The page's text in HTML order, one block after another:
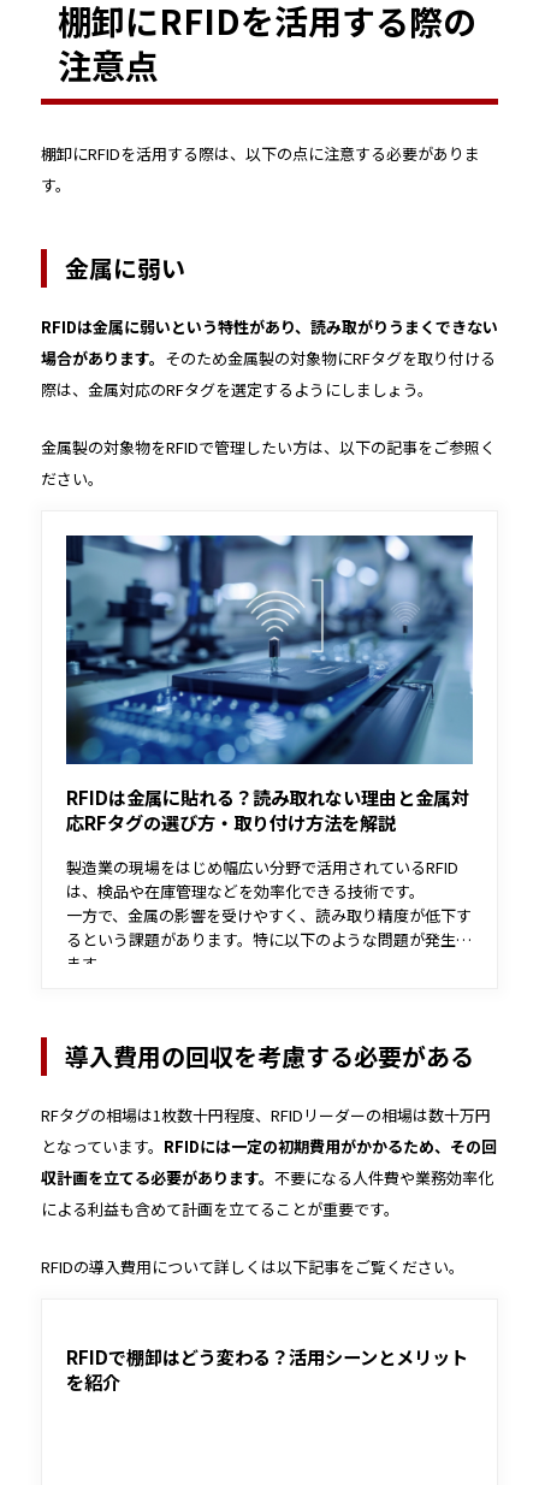
棚卸にRFIDを活用する際の
注意点
棚卸にRFIDを活用する際は、以下の点に注意する必要がありま
す。
金属に弱い
RFIDは金属に弱いという特性があり、読み取がりうまくできない
場合があります。 そのため金属製の対象物にRFタグを取り付ける
際は、金属対応のRFタグを選定するようにしましょう。
金属製の対象物をRFIDで管理したい方は、以下の記事をご参照く
ださい。
RFIDは金属に貼れる？読み取れない理由と金属対
応RFタグの選び方・取り付け方法を解説
製造業の現場をはじめ幅広い分野で活用されているRFID
は、検品や在庫管理などを効率化できる技術です。
一方で、金属の影響を受けやすく、読み取り精度が低下す
るという課題があります。特に以下のような問題が発生し
ます。
・ 通常のRFタグでは安定した運用が難しい
応のRFタグを選ぶことが重要です。本記事では、RFIDが
金属の影響を受けやすい理由や、金属対応のRFタグを取
り付ける方法を解説します。
導入費用の回収を考慮する必要がある
RFタグの相場は1枚数十円程度、RFIDリーダーの相場は数十万円
となっています。 RFIDには一定の初期費用がかかるため、その回
収計画を立てる必要があります。 不要になる人件費や業務効率化
による利益も含めて計画を立てることが重要です。
RFIDの導入費用について詳しくは以下記事をご覧ください。
RFIDで棚卸はどう変わる？活用シーンとメリット
を紹介